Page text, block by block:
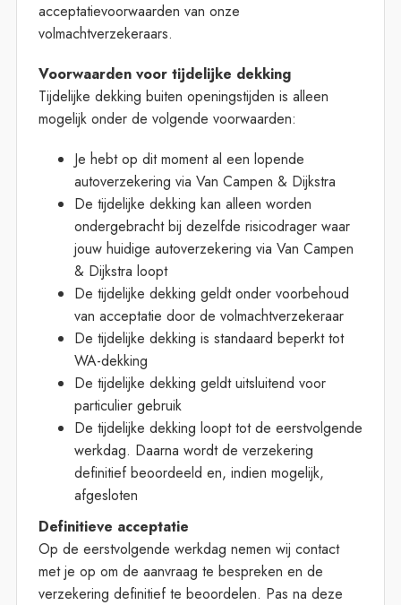
acceptatievoorwaarden van onze
volmachtverzekeraars.
Voorwaarden voor tijdelijke dekking
Tijdelijke dekking buiten openingstijden is alleen
mogelijk onder de volgende voorwaarden:
Je hebt op dit moment al een lopende
autoverzekering via Van Campen & Dijkstra
De tijdelijke dekking kan alleen worden
ondergebracht bij dezelfde risicodrager waar
jouw huidige autoverzekering via Van Campen
& Dijkstra loopt
De tijdelijke dekking geldt onder voorbehoud
van acceptatie door de volmachtverzekeraar
De tijdelijke dekking is standaard beperkt tot
WA-dekking
De tijdelijke dekking geldt uitsluitend voor
particulier gebruik
De tijdelijke dekking loopt tot de eerstvolgende
werkdag. Daarna wordt de verzekering
definitief beoordeeld en, indien mogelijk,
afgesloten
Definitieve acceptatie
Op de eerstvolgende werkdag nemen wij contact
met je op om de aanvraag te bespreken en de
verzekering definitief te beoordelen. Pas na deze